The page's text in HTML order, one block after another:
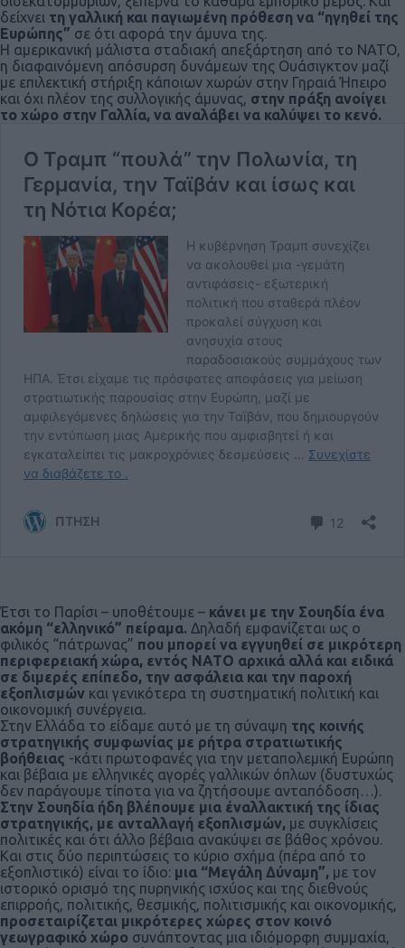
δείχνει τη γαλλική και παγιωμένη πρόθεση να “ηγηθεί της
Ευρώπης” σε ότι αφορά την άμυνα της.
Η αμερικανική μάλιστα σταδιακή απεξάρτηση από το ΝΑΤΟ,
η διαφαινόμενη απόσυρση δυνάμεων της Ουάσιγκτον μαζί
με επιλεκτική στήριξη κάποιων χωρών στην Γηραιά Ήπειρο
και όχι πλέον της συλλογικής άμυνας, στην πράξη ανοίγει
το χώρο στην Γαλλία, να αναλάβει να καλύψει το κενό.
Έτσι το Παρίσι – υποθέτουμε – κάνει με την Σουηδία ένα
ακόμη “ελληνικό” πείραμα. Δηλαδή εμφανίζεται ως ο
φιλικός “πάτρωνας” που μπορεί να εγγυηθεί σε μικρότερη
περιφερειακή χώρα, εντός ΝΑΤΟ αρχικά αλλά και ειδικά
σε διμερές επίπεδο, την ασφάλεια και την παροχή
εξοπλισμών και γενικότερα τη συστηματική πολιτική και
οικονομική συνέργεια.
Στην Ελλάδα το είδαμε αυτό με τη σύναψη της κοινής
στρατηγικής συμφωνίας με ρήτρα στρατιωτικής
βοήθειας -κάτι πρωτοφανές για την μεταπολεμική Ευρώπη
και βέβαια με ελληνικές αγορές γαλλικών όπλων (δυστυχώς
δεν παράγουμε τίποτα για να ζητήσουμε ανταπόδοση…).
Στην Σουηδία ήδη βλέπουμε μια έναλλακτική της ίδιας
στρατηγικής, με ανταλλαγή εξοπλισμών, με συγκλίσεις
πολιτικές και ότι άλλο βέβαια ανακύψει σε βάθος χρόνου.
Και στις δύο περιπτώσεις το κύριο σχήμα (πέρα από το
εξοπλιστικό) είναι το ίδιο: μια “Μεγάλη Δύναμη”, με τον
ιστορικό ορισμό της πυρηνικής ισχύος και της διεθνούς
επιρροής, πολιτικής, θεσμικής, πολιτισμικής και οικονομικής,
προσεταιρίζεται μικρότερες χώρες στον κοινό
γεωγραφικό χώρο συνάπτοντας μια ιδιόμορφη συμμαχία,